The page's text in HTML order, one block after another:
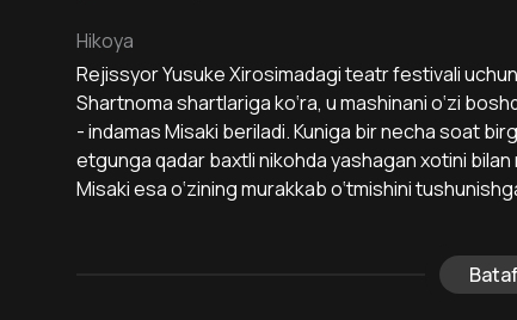
Hikoya
Rejissyor Yusuke Xirosimadagi teatr festivali
Shartnoma shartlariga ko‘ra, u mashinani o‘zi
- indamas Misaki beriladi. Kuniga bir necha soat
etgunga qadar baxtli nikohda yashagan xotini
Misaki esa o‘zining murakkab o‘tmishini